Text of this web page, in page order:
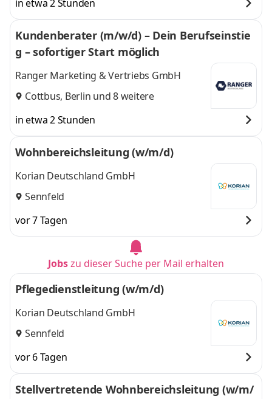
in etwa 2 Stunden
Kundenberater (m/w/d) – Dein Berufseinstie
g – sofortiger Start möglich
Ranger Marketing & Vertriebs GmbH
Cottbus, Berlin und 8 weitere
in etwa 2 Stunden
Wohnbereichsleitung (w/m/d)
Korian Deutschland GmbH
Sennfeld
vor 7 Tagen
Jobszu dieser Suche per Mail erhalten
Pflegedienstleitung (w/m/d)
Korian Deutschland GmbH
Sennfeld
vor 6 Tagen
Stellvertretende Wohnbereichsleitung (w/m/